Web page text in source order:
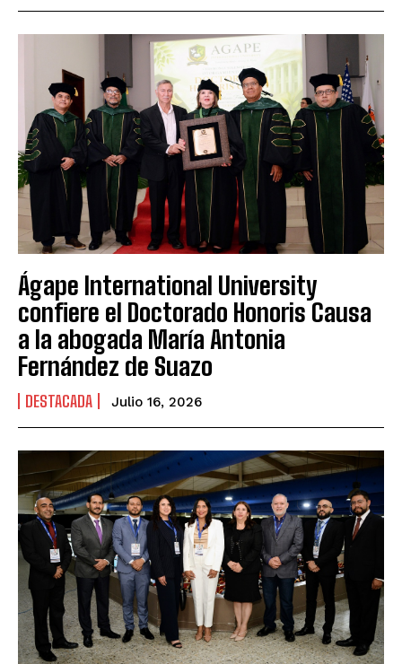
Ágape International University
confiere el Doctorado Honoris Causa
a la abogada María Antonia
Fernández de Suazo
DESTACADA Julio 16, 2026